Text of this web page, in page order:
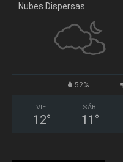
Nubes Dispersas
52%
VIE
12°
SÁB
11 °